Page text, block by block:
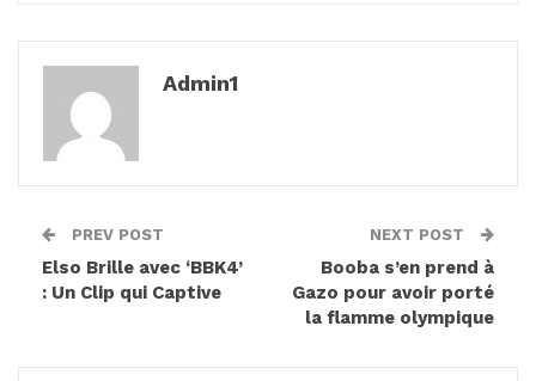
Admin1
PREV POST
Elso Brille avec ‘BBK4’
: Un Clip qui Captive
NEXT POST
Booba s’en prend à
Gazo pour avoir porté
la flamme olympique